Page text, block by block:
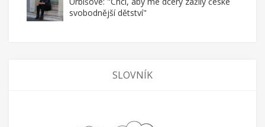
svobodnější dětství"
SLOVNÍK